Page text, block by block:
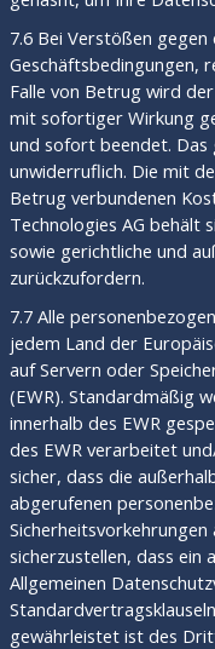
7.6 Bei Verstößen
Geschäftsbedingungen,
Falle von Betrug wird
mit sofortiger Wirkung
und sofort beendet.
unwiderruflich. Die mit
Betrug verbundenen
Technologies AG behält
sowie gerichtliche und
zurückzufordern.
7.7 Alle
jedem Land der
auf Servern oder
(EWR). Standardmäßig
innerhalb des EWR
des EWR verarbeitet
sicher, dass die
abgerufenen
sicherzustellen, dass ein
Allgemeinen
gewährleistet ist des